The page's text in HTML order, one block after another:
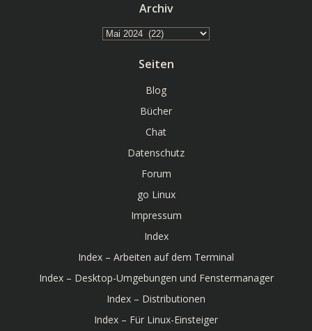
Archiv
Archiv
Seiten
Blog
Bücher
Chat
Datenschutz
Forum
go Linux
Impressum
Index
Index – Arbeiten auf dem Terminal
Index – Desktop-Umgebungen und Fenstermanager
Index – Distributionen
Index – Für Linux-Einsteiger